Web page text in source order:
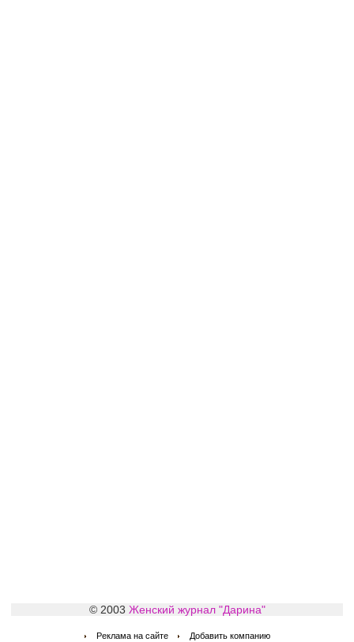
© 2003 Женский журнал "Дарина"
Реклама на сайте Добавить компанию